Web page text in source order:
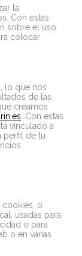
la
Con estas
sobre el uso
colocar
lo que nos
de las
creamos
. Con estas
vinculado a
perfil de tu
cookies, o
usadas para
o para
o en varias